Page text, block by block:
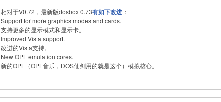
相对于V0.72，最新版dosbox 0.73有如下改进：
Support for more graphics modes and cards.
支持更多的显示模式和显示卡。
Improved Vista support.
改进的Vista支持。
New OPL emulation cores.
新的OPL（OPL音乐，DOS仙剑用的就是这个）模拟核心。